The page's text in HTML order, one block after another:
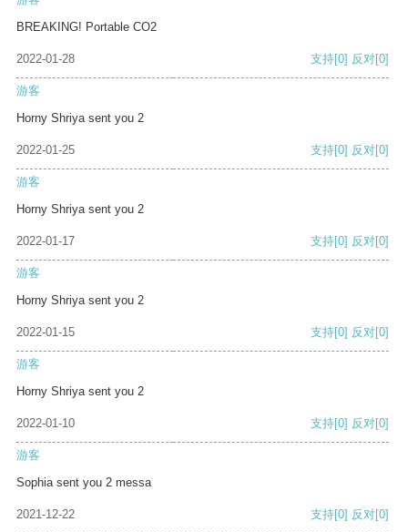
BREAKING! Portable CO2
2022-01-28 支持[0] 反对[0]
游客
Horny Shriya sent you 2
2022-01-25 支持[0] 反对[0]
游客
Horny Shriya sent you 2
2022-01-17 支持[0] 反对[0]
游客
Horny Shriya sent you 2
2022-01-15 支持[0] 反对[0]
游客
Horny Shriya sent you 2
2022-01-10 支持[0] 反对[0]
游客
Sophia sent you 2 messa
2021-12-22 支持[0] 反对[0]